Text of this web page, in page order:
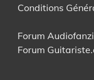
Conditions
Forum
Forum